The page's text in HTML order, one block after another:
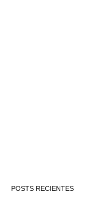
POSTS RECIENTES